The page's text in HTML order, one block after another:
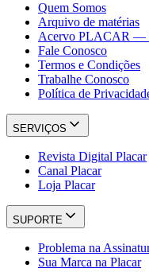
Quem Somos
Arquivo de matérias
Acervo PLACAR —
Fale Conosco
Termos e Condições
Trabalhe Conosco
Política de
SERVIÇOS
Revista Digital Placar
Canal Placar
Loja Placar
SUPORTE
Problema na
Sua Marca na Placar